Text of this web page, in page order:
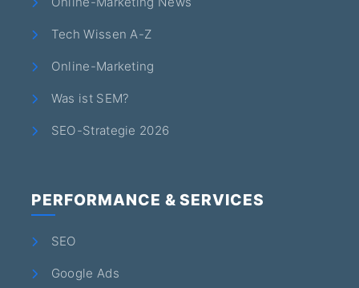
Tech Wissen A-Z
Online-Marketing
Was ist SEM?
SEO-Strategie 2026
PERFORMANCE & SERVICES
SEO
Google Ads